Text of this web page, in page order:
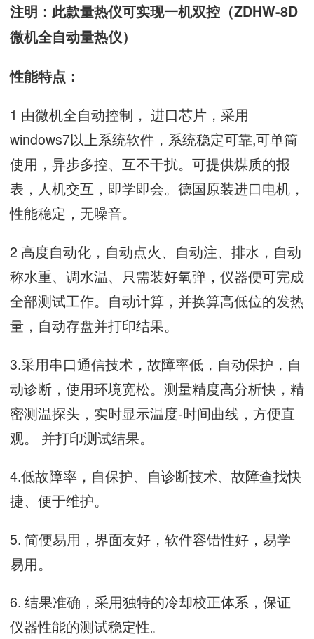
注明：此款量热仪可实现一机双控（ZDHW-8D
微机全自动量热仪）
性能特点：
1 由微机全自动控制， 进口芯片，采用
windows7以上系统软件，系统稳定可靠,可单筒
使用，异步多控、互不干扰。可提供煤质的报
表，人机交互，即学即会。德国原装进口电机，
性能稳定，无噪音。
2 高度自动化，自动点火、自动注、排水，自动
称水重、调水温、只需装好氧弹，仪器便可完成
全部测试工作。自动计算，并换算高低位的发热
量，自动存盘并打印结果。
3.采用串口通信技术，故障率低，自动保护，自
动诊断，使用环境宽松。测量精度高分析快，精
密测温探头，实时显示温度-时间曲线，方便直
观。 并打印测试结果。
4.低故障率，自保护、自诊断技术、故障查找快
捷、便于维护。
5. 简便易用，界面友好，软件容错性好，易学
易用。
6. 结果准确，采用独特的冷却校正体系，保证
仪器性能的测试稳定性。